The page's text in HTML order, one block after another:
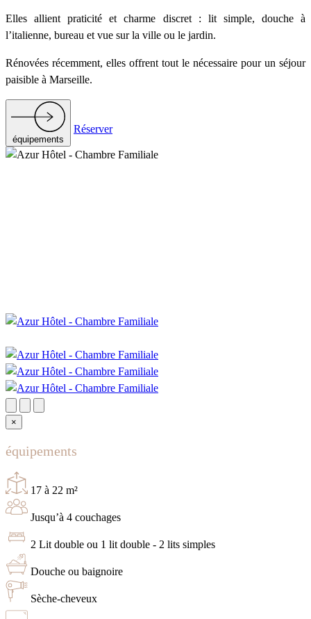
Elles allient praticité et charme discret : lit simple, douche à
l’italienne, bureau et vue sur la ville ou le jardin.
Rénovées récemment, elles offrent tout le nécessaire pour un séjour
paisible à Marseille.
équipements
Réserver
×
équipements
17 à 22 m²
Jusqu’à 4 couchages
2 Lit double ou 1 lit double - 2 lits simples
Douche ou baignoire
Sèche-cheveux